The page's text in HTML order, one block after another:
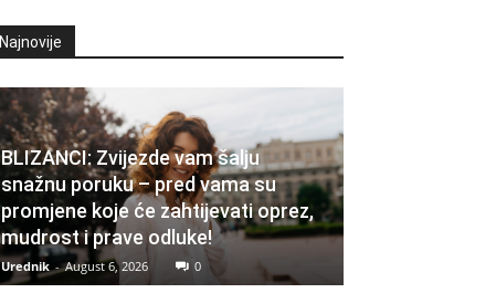
Najnovije
BLIZANCI: Zvijezde vam šalju
snažnu poruku – pred vama su
promjene koje će zahtijevati oprez,
mudrost i prave odluke!
Urednik - August 6, 2026 0